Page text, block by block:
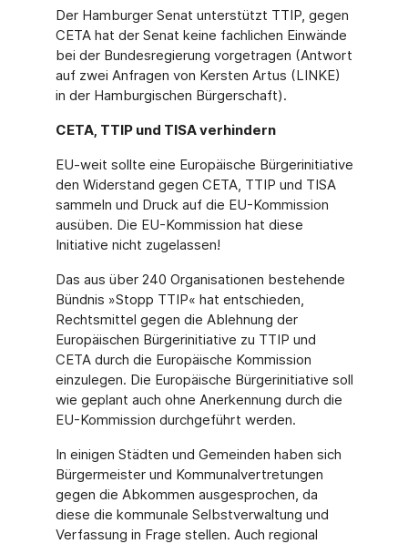
Der Hamburger Senat unterstützt TTIP, gegen
CETA hat der Senat keine fachlichen Einwände
bei der Bundesregierung vorgetragen (Antwort
auf zwei Anfragen von Kersten Artus (LINKE)
in der Hamburgischen Bürgerschaft).
CETA, TTIP und TISA verhindern
EU-weit sollte eine Europäische Bürgerinitiative
den Widerstand gegen CETA, TTIP und TISA
sammeln und Druck auf die EU-Kommission
ausüben. Die EU-Kommission hat diese
Initiative nicht zugelassen!
Das aus über 240 Organisationen bestehende
Bündnis »Stopp TTIP« hat entschieden,
Rechtsmittel gegen die Ablehnung der
Europäischen Bürgerinitiative zu TTIP und
CETA durch die Europäische Kommission
einzulegen. Die Europäische Bürgerinitiative soll
wie geplant auch ohne Anerkennung durch die
EU-Kommission durchgeführt werden.
In einigen Städten und Gemeinden haben sich
Bürgermeister und Kommunalvertretungen
gegen die Abkommen ausgesprochen, da
diese die kommunale Selbstverwaltung und
Verfassung in Frage stellen. Auch regional